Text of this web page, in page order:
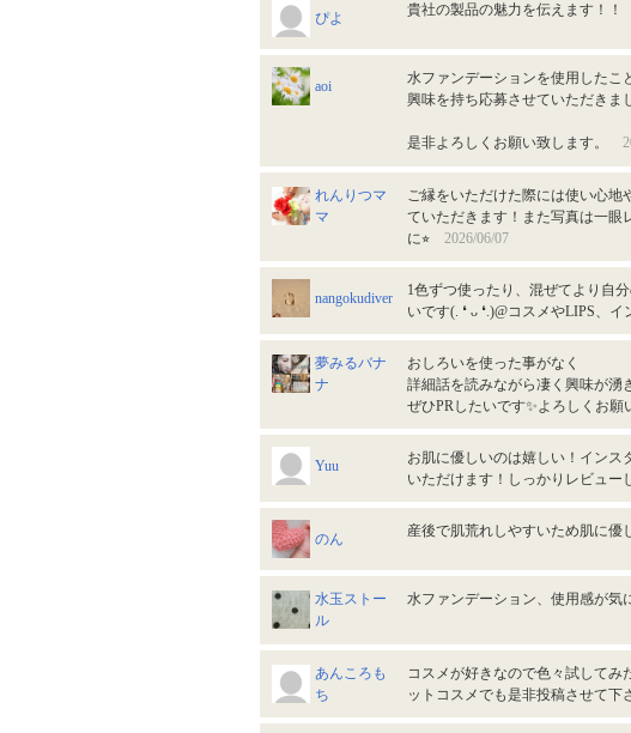
ぴよ 貴社の製品の魅力を伝えます！！
aoi
水ファンデーションを使用したこ
興味を持ち応募させていただきま
是非よろしくお願い致します。
れんりつマ
マ
ご縁をいただけた際には使い心
ていただきます！また写真は一眼
に⭐︎ 2026/06/07
nangokudiver
1色ずつ使ったり、混ぜてより自
いです(⁠.⁠ ⁠❛⁠ ⁠ᴗ⁠ ⁠❛⁠.⁠)@コスメやLIPS、
夢みるバナ
ナ
おしろいを使った事がなく
詳細話を読みながら凄く興味が湧
ぜひPRしたいです✨よろしくお
Yuu
お肌に優しいのは嬉しい！インス
いただけます！しっかりレビュ
のん 産後で肌荒れしやすいため肌に
水玉ストー
ル
水ファンデーション、使用感が
あんころも
ち
コスメが好きなので色々試してみ
ットコスメでも是非投稿させて